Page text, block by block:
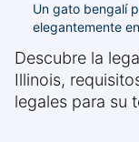
Un gato bengalí
elegantemente
Descubre la
Illinois,
legales para su